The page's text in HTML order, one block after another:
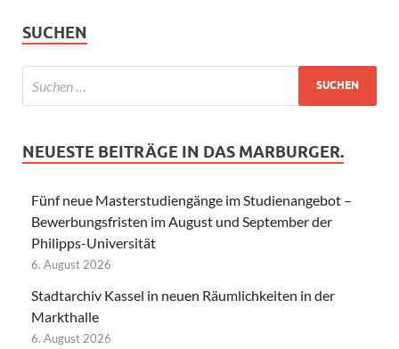
SUCHEN
NEUESTE BEITRÄGE IN DAS MARBURGER.
Fünf neue Masterstudiengänge im Studienangebot –
Bewerbungsfristen im August und September der
Philipps-Universität
6. August 2026
Stadtarchiv Kassel in neuen Räumlichkeiten in der
Markthalle
6. August 2026